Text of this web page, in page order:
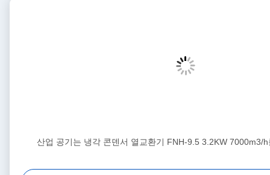
산업 공기는 냉각 콘덴서 열교환기 FNH-9.5 3.2KW 7000m3/